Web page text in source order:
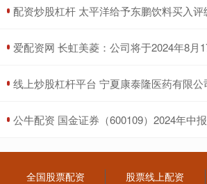
配资炒股杠杆 太平洋给予东鹏饮料买入评级 东鹏饮料：全
爱配资网 长虹美菱：公司将于2024年8月17日对外披
线上炒股杠杆平台 宁夏康泰隆医药有限公司 512633 元中标石嘴山市惠
公牛配资 国金证券（600109）2024年中报
全国股票配资 股票线上配资